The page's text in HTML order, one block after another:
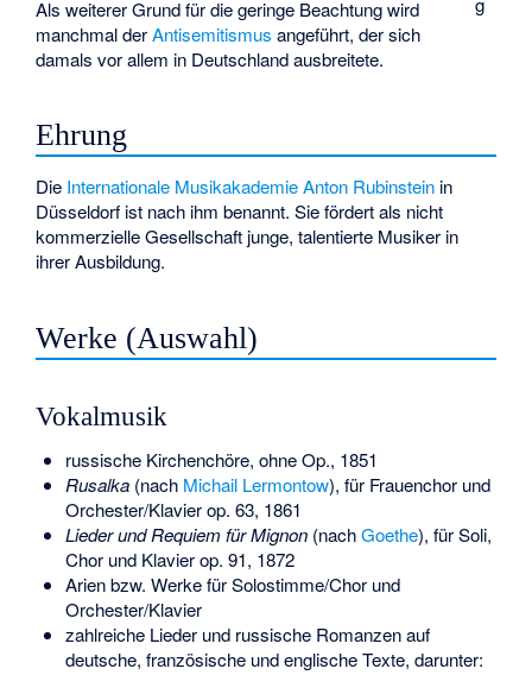
Als weiterer Grund für die geringe Beachtung wird
manchmal derAntisemitismus angeführt, der sich
damals vor allem in Deutschland ausbreitete.
Ehrung
Die Internationale Musikakademie Anton Rubinstein in
Düsseldorf ist nach ihm benannt. Sie fördert als nicht
kommerzielle Gesellschaft junge, talentierte Musiker in
ihrer Ausbildung.
Werke (Auswahl)
Vokalmusik
russische Kirchenchöre, ohne Op., 1851
Rusalka(nach Michail Lermontow), für Frauenchor und
Orchester/Klavier op. 63, 1861
Lieder und Requiem für Mignon(nachGoethe), für Soli,
Chor und Klavier op. 91, 1872
Arien bzw. Werke für Solostimme/Chor und
Orchester/Klavier
zahlreiche Lieder und russische Romanzen auf
deutsche, französische und englische Texte, darunter: